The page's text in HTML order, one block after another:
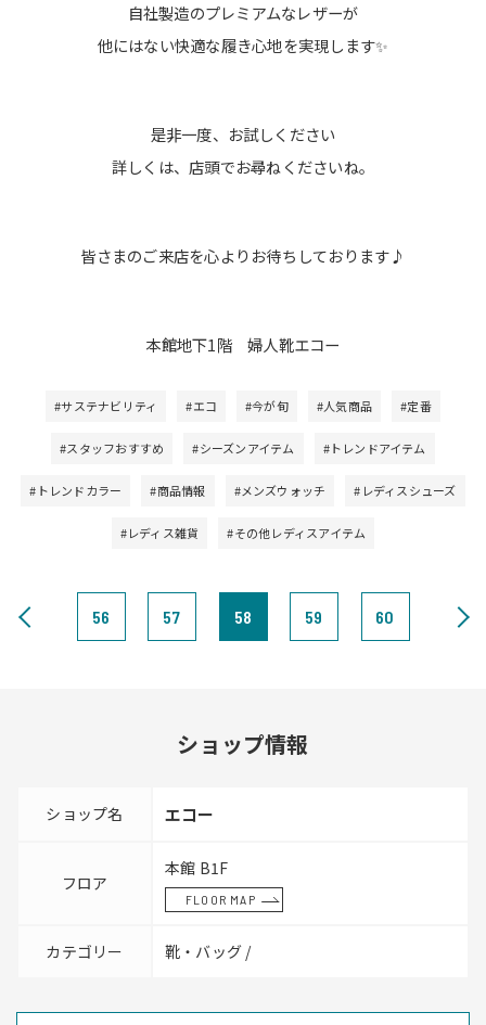
自社製造のプレミアムなレザーが
他にはない快適な履き心地を実現します✨
是非一度、お試しください
詳しくは、店頭でお尋ねくださいね。
皆さまのご来店を心よりお待ちしております♪
本館地下1階 婦人靴エコー
#サステナビリティ #エコ #今が旬 #人気商品 #定番
#スタッフおすすめ #シーズンアイテム #トレンドアイテム
#トレンドカラー #商品情報 #メンズウォッチ #レディスシューズ
#レディス雑貨 #その他レディスアイテム
56 57 58 59 60
ショップ情報
ショップ名 エコー
フロア
本館 B1F
FLOOR MAP
カテゴリー 靴・バッグ /